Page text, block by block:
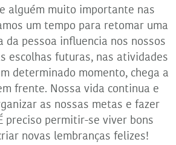
alguém muito importante nas
um tempo para retomar uma
da pessoa influencia nos nossos
escolhas futuras, nas atividades
determinado momento, chega a
frente. Nossa vida continua e
as nossas metas e fazer
preciso permitir-se viver bons
novas lembranças felizes!